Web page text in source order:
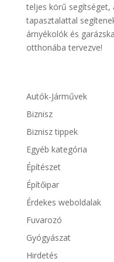
teljes körű segítséget,
tapasztalattal
árnyékolók és
otthonába tervezve!
Autók-Járművek
Biznisz
Biznisz tippek
Egyéb kategória
Építészet
Építőipar
Érdekes weboldalak
Fuvarozó
Gyógyászat
Hirdetés